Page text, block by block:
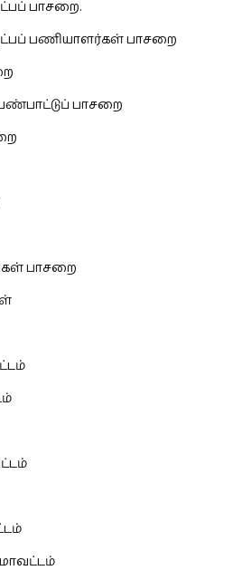
பாசறை.
பணியாளர்கள் பாசறை
பாசறை
பாசறை